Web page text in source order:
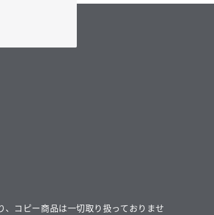
コピー商品は一切取り扱っておりませ